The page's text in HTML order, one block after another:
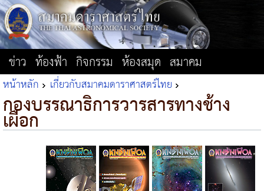
ข่าว ท้องฟ้า กิจกรรม ห้องสมุด สมาคม
หน้าหลัก เกี่ยวกับสมาคมดาราศาสตร์ไทย
กองบรรณาธิการวารสารทางช้าง
เผือก